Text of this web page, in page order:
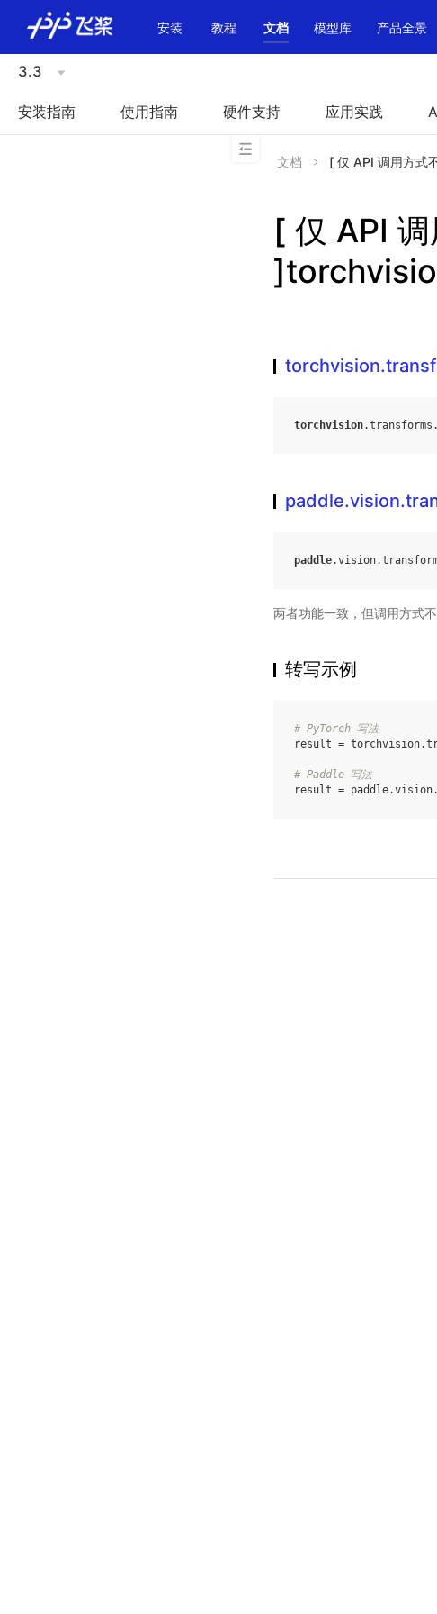
安装 教程 文档 模型库 产品全景
3.3
安装指南 使用指南 硬件支持 应用实践
文档 [ 仅 API 调用方式
[ 仅 API
torchvision.transforms .
paddle.vision.
两者功能一致，但调用方式
转写示例
# PyTorch 写法
result = torchvision.
# Paddle 写法
result = paddle.vision.